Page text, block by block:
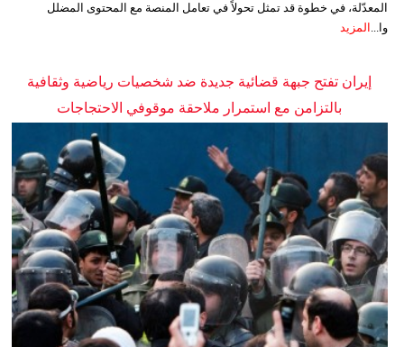
المعدّلة، في خطوة قد تمثل تحولاً في تعامل المنصة مع المحتوى المضلل
وا... المزيد
إيران تفتح جبهة قضائية جديدة ضد شخصيات رياضية وثقافية
بالتزامن مع استمرار ملاحقة موقوفي الاحتجاجات